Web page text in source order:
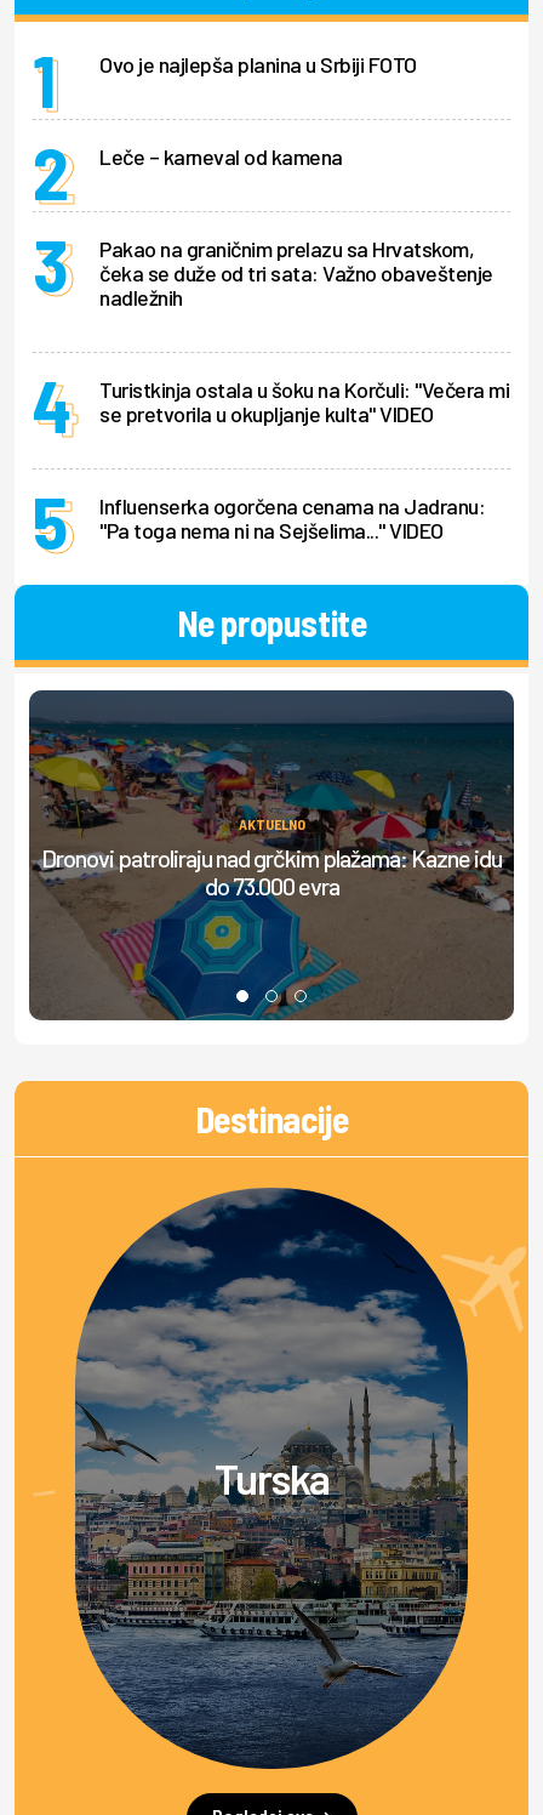
Ovo je najlepša planina u Srbiji FOTO
Leče – karneval od kamena
Pakao na graničnim prelazu sa Hrvatskom,
čeka se duže od tri sata: Važno obaveštenje
nadležnih
Turistkinja ostala u šoku na Korčuli: "Večera mi
se pretvorila u okupljanje kulta" VIDEO
Influenserka ogorčena cenama na Jadranu:
"Pa toga nema ni na Sejšelima..." VIDEO
Ne propustite
AKTUELNO
Dronovi patroliraju nad grčkim plažama: Kazne idu
do 73.000 evra
Destinacije
Turska